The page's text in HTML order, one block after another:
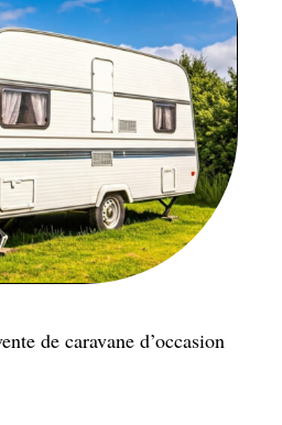
de caravane d’occasion